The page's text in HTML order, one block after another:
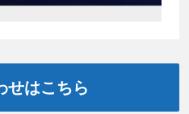
せはこちら